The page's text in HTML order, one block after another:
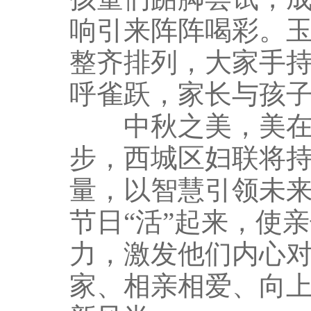
响引来阵阵喝彩。
整齐排列，大家手
呼雀跃，家长与孩
中秋之美，美在
步，西城区妇联将
量，以智慧引领未
节日“活”起来，使
力，激发他们内心
家、相亲相爱、向